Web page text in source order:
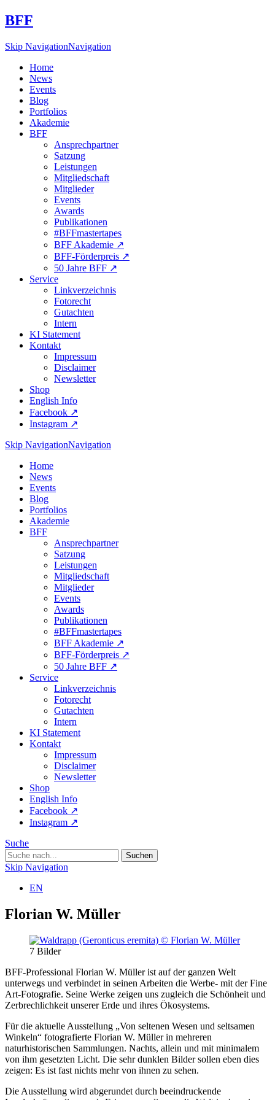
BFF
Skip NavigationNavigation
Home
News
Events
Blog
Portfolios
Akademie
BFF
Ansprechpartner
Satzung
Leistungen
Mitgliedschaft
Mitglieder
Events
Awards
Publikationen
#BFFmastertapes
BFF Akademie ↗︎
BFF-Förderpreis ↗︎
50 Jahre BFF ↗︎
Service
Linkverzeichnis
Fotorecht
Gutachten
Intern
KI Statement
Kontakt
Impressum
Disclaimer
Newsletter
Shop
English Info
Facebook ↗︎
Instagram ↗︎
Skip NavigationNavigation
Home
News
Events
Blog
Portfolios
Akademie
BFF
Ansprechpartner
Satzung
Leistungen
Mitgliedschaft
Mitglieder
Events
Awards
Publikationen
#BFFmastertapes
BFF Akademie ↗︎
BFF-Förderpreis ↗︎
50 Jahre BFF ↗︎
Service
Linkverzeichnis
Fotorecht
Gutachten
Intern
KI Statement
Kontakt
Impressum
Disclaimer
Newsletter
Shop
English Info
Facebook ↗︎
Instagram ↗︎
Suche
Skip Navigation
EN
Florian W. Müller
7 Bilder
BFF-Professional Florian W. Müller ist auf der ganzen Welt
unterwegs und verbindet in seinen Arbeiten die Werbe- mit der Fine
Art-Fotografie. Seine Werke zeigen uns zugleich die Schönheit und
Zerbrechlichkeit unserer Erde und ihres Ökosystems.
Für die aktuelle Ausstellung „Von seltenen Wesen und seltsamen
Winkeln“ fotografierte Florian W. Müller in mehreren
naturhistorischen Sammlungen. Nachts, allein und mit minimalem
von ihm gesetzten Licht. Die sehr dunklen Bilder sollen eben dies
zeigen: Es ist fast nichts mehr von ihnen zu sehen.
Die Ausstellung wird abgerundet durch beeindruckende